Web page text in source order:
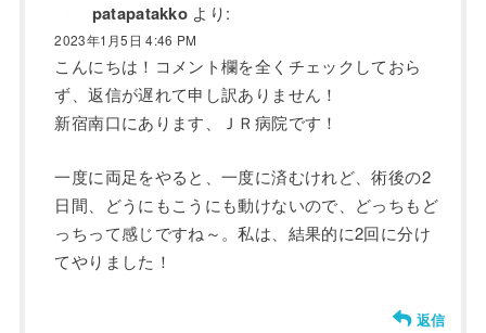
patapatakko より:
2023年1月5日 4:46 PM
こんにちは！コメント欄を全くチェックしておら
ず、返信が遅れて申し訳ありません！
新宿南口にあります、ＪＲ病院です！
一度に両足をやると、一度に済むけれど、術後の2
日間、どうにもこうにも動けないので、どっちもど
っちって感じですね～。私は、結果的に2回に分け
てやりました！
返信